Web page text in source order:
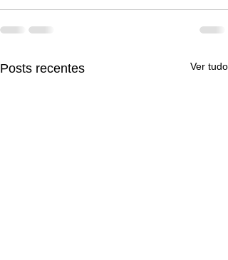
Posts recentes Ver tudo